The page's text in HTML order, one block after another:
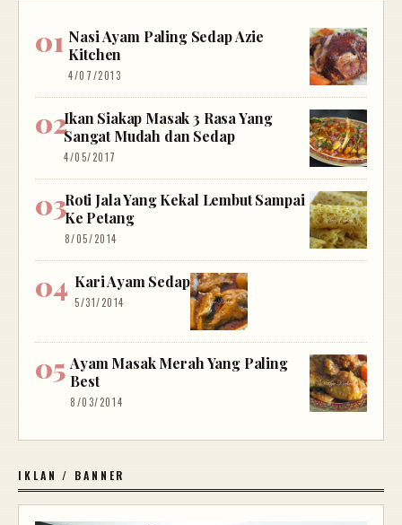
Nasi Ayam Paling Sedap Azie
Kitchen
4/07/2013
Ikan Siakap Masak 3 Rasa Yang
Sangat Mudah dan Sedap
4/05/2017
Roti Jala Yang Kekal Lembut Sampai
Ke Petang
8/05/2014
Kari Ayam Sedap
5/31/2014
Ayam Masak Merah Yang Paling
Best
8/03/2014
IKLAN / BANNER